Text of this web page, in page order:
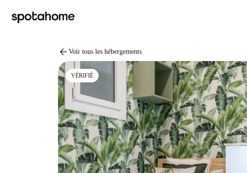
arrow_back Voir tous les hébergements
VÉRIFIÉ